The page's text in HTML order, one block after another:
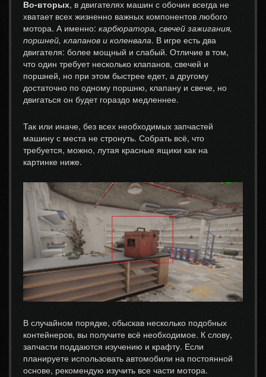
Во-вторых, в двигателях машин с обочин всегда не
хватает всех жизненно важных компонентов любого
мотора. А именно: карбюратора, свечей зажигания,
поршней, клапанов и коленвала. В игре есть два
двигателя: более мощный и слабый. Отличие в том,
что один требует несколько клапанов, свечей и
поршней, но при этом быстрее едет, а другому
достаточно по одному поршню, клапану и свече, но
двигаться он будет гораздо медленнее.
Так или иначе, без всех необходимых запчастей
машину с места не стронуть. Собрать всё, что
требуется, можно, лутая красные ящики как на
картинке ниже.
В случайном порядке, обыскав несколько подобных
контейнеров, вы получите всё необходимое. К слову,
запчасти поддаются изучению и крафту. Если
планируете использовать автомобили на постоянной
основе, рекомендую изучить все части мотора.